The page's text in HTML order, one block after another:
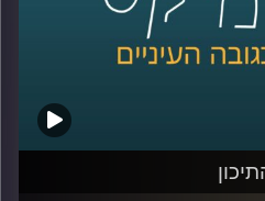
איתנו היום אברי שכטר, מנהל
רייכמן